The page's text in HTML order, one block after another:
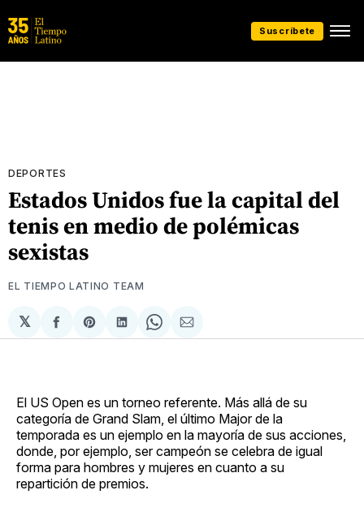
Suscríbete
DEPORTES
Estados Unidos fue la capital del
tenis en medio de polémicas
sexistas
EL TIEMPO LATINO TEAM
𝕏
Compartir
en
Share
on
Compartir
en
Share
on
Compartir
via
El US Open es un torneo referente. Más allá de su
categoría de Grand Slam, el último Major de la
temporada es un ejemplo en la mayoría de sus acciones,
donde, por ejemplo, ser campeón se celebra de igual
forma para hombres y mujeres en cuanto a su
repartición de premios.